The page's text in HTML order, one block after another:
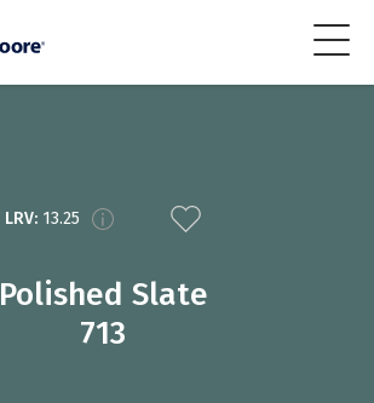
LRV: 13.25
Polished Slate
713